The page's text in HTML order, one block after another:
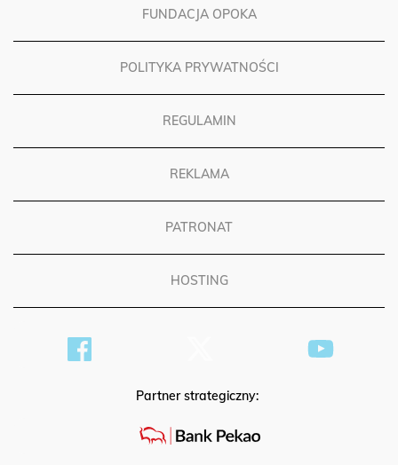
FUNDACJA OPOKA
POLITYKA PRYWATNOŚCI
REGULAMIN
REKLAMA
PATRONAT
HOSTING
Partner strategiczny: